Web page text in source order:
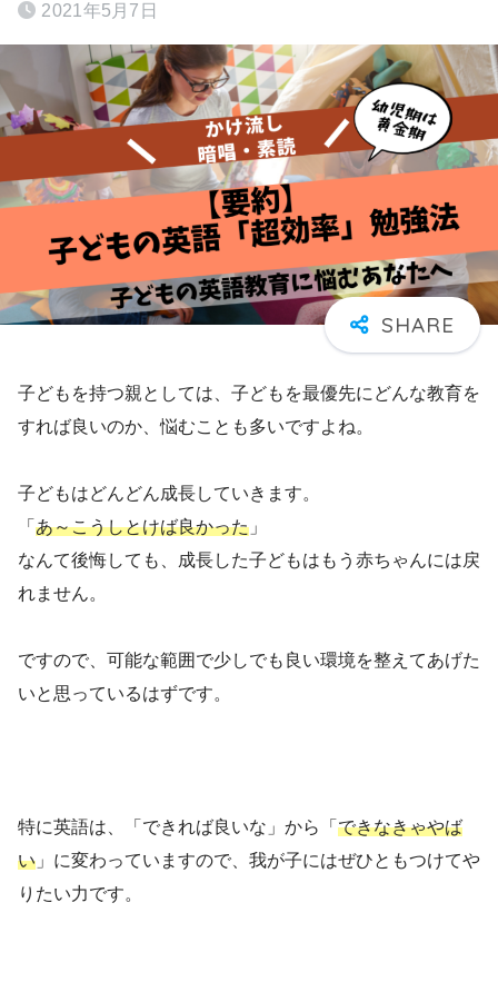
2021年5月7日
子どもを持つ親としては、子どもを最優先にどんな教育を
すれば良いのか、悩むことも多いですよね。
子どもはどんどん成長していきます。
「 あ～こうしとけば良かった 」
なんて後悔しても、成長した子どもはもう赤ちゃんには戻
れません。
ですので、可能な範囲で少しでも良い環境を整えてあげた
いと思っているはずです。
特に英語は、「できれば良いな」から「 できなきゃやば
い 」に変わっていますので、我が子にはぜひともつけてや
りたい力です。